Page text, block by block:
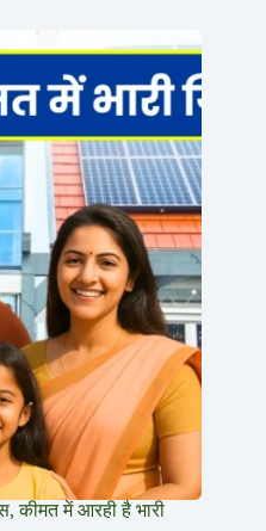
कीमत में आरही है भारी